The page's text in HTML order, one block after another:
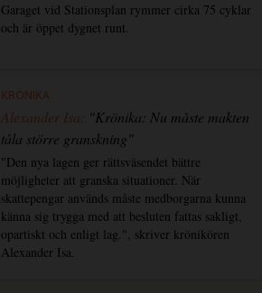
Garaget vid Stationsplan rymmer cirka 75 cyklar
och är öppet dygnet runt.
KRÖNIKA
Alexander Isa: "Krönika: Nu måste makten
tåla större granskning"
"Den nya lagen ger rättsväsendet bättre
möjligheter att granska situationer. När
skattepengar används måste medborgarna kunna
känna sig trygga med att besluten fattas sakligt,
opartiskt och enligt lag.", skriver krönikören
Alexander Isa.